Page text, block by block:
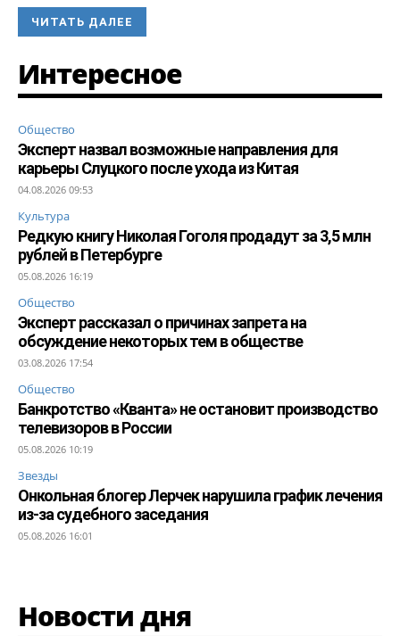
ЧИТАТЬ ДАЛЕЕ
Интересное
Общество
Эксперт назвал возможные направления для
карьеры Слуцкого после ухода из Китая
04.08.2026 09:53
Культура
Редкую книгу Николая Гоголя продадут за 3,5 млн
рублей в Петербурге
05.08.2026 16:19
Общество
Эксперт рассказал о причинах запрета на
обсуждение некоторых тем в обществе
03.08.2026 17:54
Общество
Банкротство «Кванта» не остановит производство
телевизоров в России
05.08.2026 10:19
Звезды
Онкольная блогер Лерчек нарушила график лечения
из-за судебного заседания
05.08.2026 16:01
Новости дня